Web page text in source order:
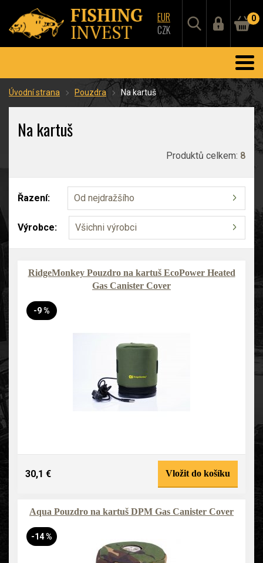
EUR
CZK
0
Úvodní strana Pouzdra Na kartuš
Na kartuš
Produktů celkem: 8
Řazení: Od nejdražšího
Výrobce: Všichni výrobci
RidgeMonkey Pouzdro na kartuš EcoPower Heated
Gas Canister Cover
-9 %
30,1 € Vložit do košíku
Aqua Pouzdro na kartuš DPM Gas Canister Cover
-14 %